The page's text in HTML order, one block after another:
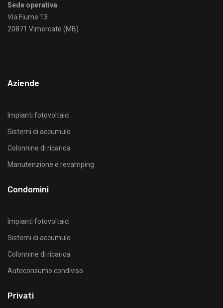
Sede operativa
Via Fiume 13
20871 Vimercate (MB)
Aziende
Impianti fotovoltaici
Sistemi di accumulo
Colonnine di ricarica
Manutenzione e revamping
Condomini
Impianti fotovoltaici
Sistemi di accumulo
Colonnine di ricarica
Autoconsumo condiviso
Privati